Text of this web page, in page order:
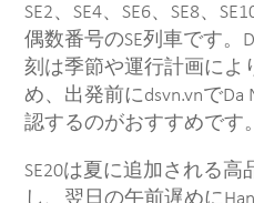
SE2、SE4、SE6、SE8、
偶数番号のSE列車です。
刻は季節や運行計画によ
め、出発前にdsvn.vnで
認するのがおすすめです。
SE20は夏に追加される